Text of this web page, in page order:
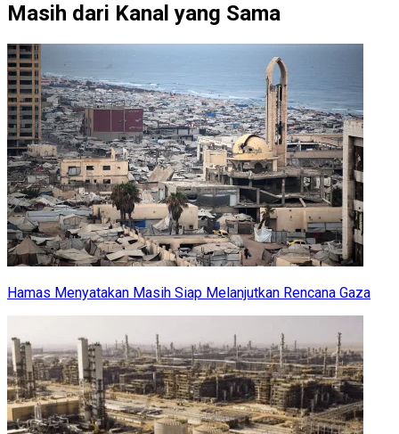
Masih dari Kanal yang Sama
Hamas Menyatakan Masih Siap Melanjutkan Rencana Gaza